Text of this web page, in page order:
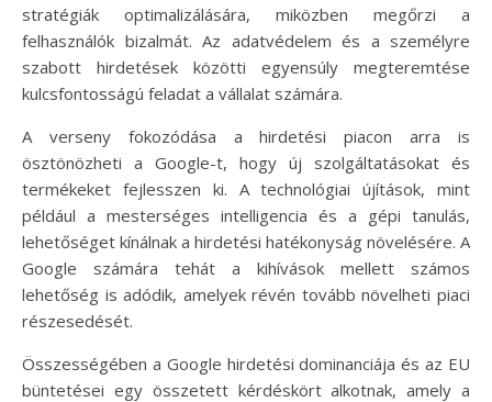
stratégiák optimalizálására, miközben megőrzi a
felhasználók bizalmát. Az adatvédelem és a személyre
szabott hirdetések közötti egyensúly megteremtése
kulcsfontosságú feladat a vállalat számára.
A verseny fokozódása a hirdetési piacon arra is
ösztönözheti a Google-t, hogy új szolgáltatásokat és
termékeket fejlesszen ki. A technológiai újítások, mint
például a mesterséges intelligencia és a gépi tanulás,
lehetőséget kínálnak a hirdetési hatékonyság növelésére. A
Google számára tehát a kihívások mellett számos
lehetőség is adódik, amelyek révén tovább növelheti piaci
részesedését.
Összességében a Google hirdetési dominanciája és az EU
büntetései egy összetett kérdéskört alkotnak, amely a